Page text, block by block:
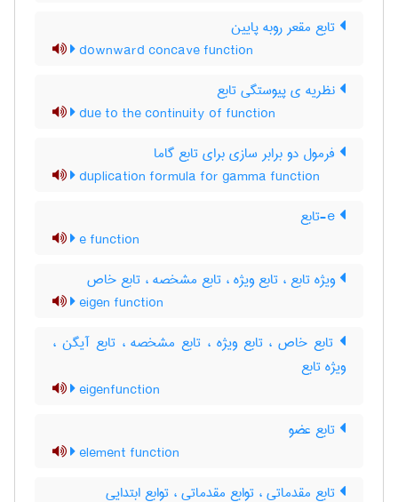
تابع مقعر روبه پایین
downward concave function
نظریه ی پیوستگی تابع
due to the continuity of function
فرمول دو برابر سازی برای تابع گاما
duplication formula for gamma function
e function
ویژه تابع ، تابع ویژه ، تابع مشخصه ، تابع خاص
eigen function
تابع خاص ، تابع ویژه ، تابع مشخصه ، تابع آیگن ،
ویژه تابع
eigenfunction
تابع عضو
element function
تابع مقدماتی ، توابع مقدماتی ، توابع ابتدایی